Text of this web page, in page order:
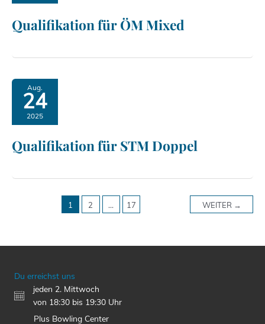
Qualifikation für ÖM Mixed
Aug.
24
2025
Qualifikation für STM Doppel
1 2 … 17 WEITER →
Du erreichst uns
jeden 2. Mittwoch
von 18:30 bis 19:30 Uhr
Plus Bowling Center